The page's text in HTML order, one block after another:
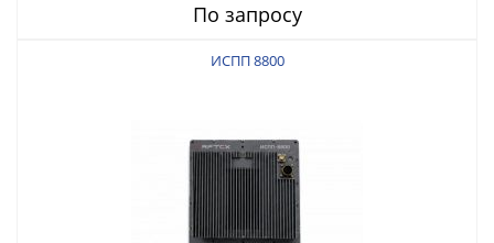
По запросу
ИСПП 8800